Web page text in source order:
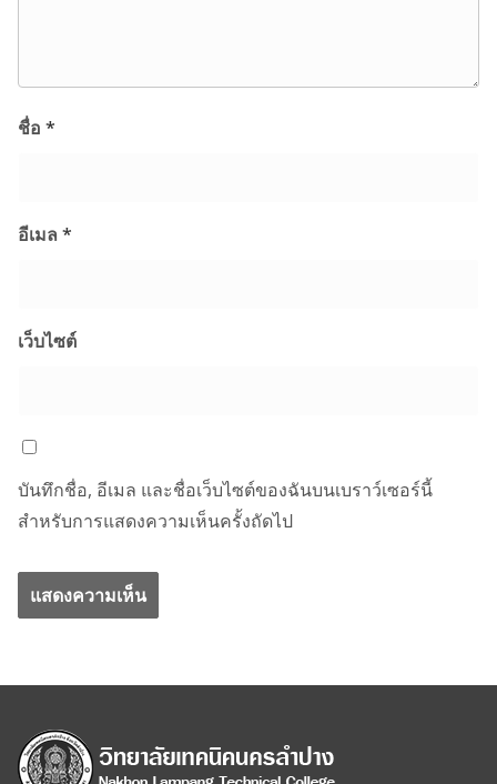
ชื่อ *
อีเมล *
เว็บไซต์
บันทึกชื่อ, อีเมล และชื่อเว็บไซต์ของฉันบนเบราว์เซอร์นี้
สำหรับการแสดงความเห็นครั้งถัดไป